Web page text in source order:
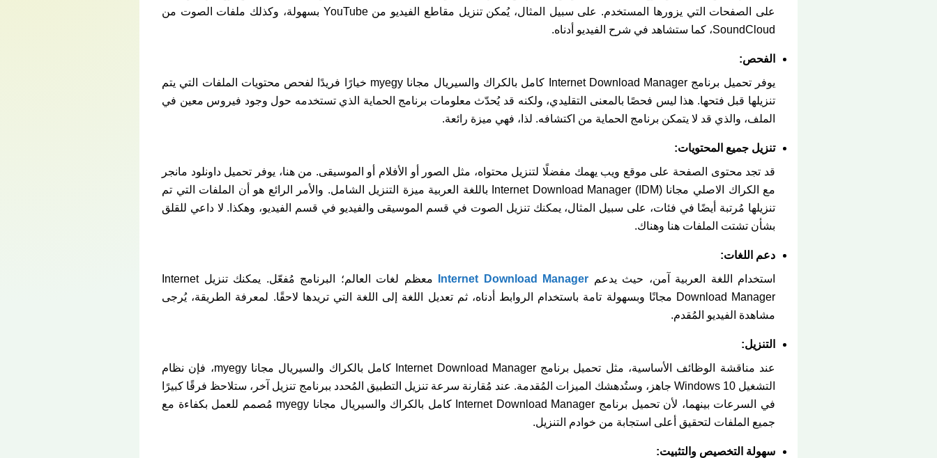
على الصفحات التي يزورها المستخدم. على سبيل المثال، يُمكن تنزيل مقاطع الفيديو من YouTube بسهولة، وكذلك ملفات الصوت من
SoundCloud، كما ستشاهد في شرح الفيديو أدناه.
الفحص:
يوفر تحميل برنامج Internet Download Manager كامل بالكراك والسيريال مجانا myegy خيارًا فريدًا لفحص محتويات الملفات التي يتم
تنزيلها قبل فتحها. هذا ليس فحصًا بالمعنى التقليدي، ولكنه قد يُحدّث معلومات برنامج الحماية الذي تستخدمه حول وجود فيروس معين في
الملف، والذي قد لا يتمكن برنامج الحماية من اكتشافه. لذا، فهي ميزة رائعة.
تنزيل جميع المحتويات:
قد تجد محتوى الصفحة على موقع ويب يهمك مفضلًا لتنزيل محتواه، مثل الصور أو الأفلام أو الموسيقى. من هنا، يوفر تحميل داونلود مانجر
مع الكراك الاصلي مجانا Internet Download Manager (IDM) باللغة العربية ميزة التنزيل الشامل. والأمر الرائع هو أن الملفات التي تم
تنزيلها مُرتبة أيضًا في فئات، على سبيل المثال، يمكنك تنزيل الصوت في قسم الموسيقى والفيديو في قسم الفيديو، وهكذا. لا داعي للقلق
بشأن تشتت الملفات هنا وهناك.
دعم اللغات:
استخدام اللغة العربية آمن، حيث يدعم Internet Download Manager
معظم لغات العالم؛ البرنامج مُفعّل. يمكنك تنزيل Internet
Download Manager مجانًا وبسهولة تامة باستخدام الروابط أدناه، ثم تعديل اللغة إلى اللغة التي تريدها لاحقًا. لمعرفة الطريقة، يُرجى
مشاهدة الفيديو المُقدم.
التنزيل:
عند مناقشة الوظائف الأساسية، مثل تحميل برنامج Internet Download Manager كامل بالكراك والسيريال مجانا myegy، فإن نظام
التشغيل Windows 10 جاهز، وستُدهشك الميزات المُقدمة. عند مُقارنة سرعة تنزيل التطبيق المُحدد ببرنامج تنزيل آخر، ستلاحظ فرقًا كبيرًا
في السرعات بينهما، لأن تحميل برنامج Internet Download Manager كامل بالكراك والسيريال مجانا myegy مُصمم للعمل بكفاءة مع
جميع الملفات لتحقيق أعلى استجابة من خوادم التنزيل.
سهولة التخصيص والتثبيت: